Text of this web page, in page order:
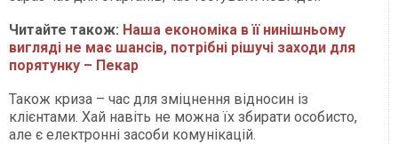
Читайте також: Наша економіка в її нинішньому
вигляді не має шансів, потрібні рішучі заходи для
порятунку – Пекар
Також криза – час для зміцнення відносин із
клієнтами. Хай навіть не можна їх збирати особисто,
але є електронні засоби комунікацій.